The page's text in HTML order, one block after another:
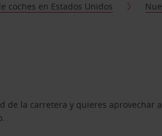
coches en Estados Unidos
la carretera y quieres aprovechar